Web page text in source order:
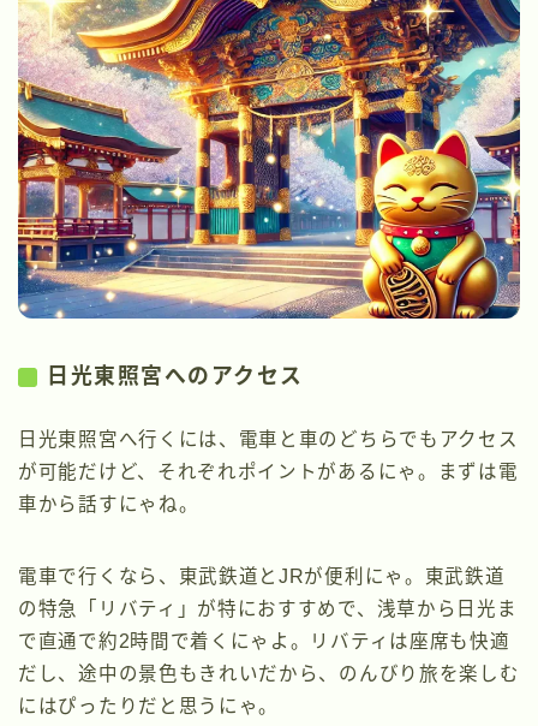
日光東照宮へのアクセス
日光東照宮へ行くには、電車と車のどちらでもアクセス
が可能だけど、それぞれポイントがあるにゃ。まずは電
車から話すにゃね。
電車で行くなら、東武鉄道とJRが便利にゃ。東武鉄道
の特急「リバティ」が特におすすめで、浅草から日光ま
で直通で約2時間で着くにゃよ。リバティは座席も快適
だし、途中の景色もきれいだから、のんびり旅を楽しむ
にはぴったりだと思うにゃ。